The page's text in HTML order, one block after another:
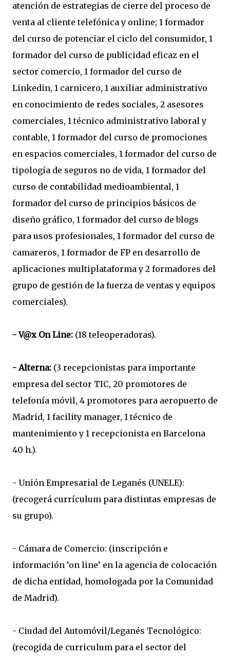
atención de estrategias de cierre del proceso de
venta al cliente telefónica y online; 1 formador
del curso de potenciar el ciclo del consumidor, 1
formador del curso de publicidad eficaz en el
sector comercio, 1 formador del curso de
Linkedin, 1 carnicero, 1 auxiliar administrativo
en conocimiento de redes sociales, 2 asesores
comerciales, 1 técnico administrativo laboral y
contable, 1 formador del curso de promociones
en espacios comerciales, 1 formador del curso de
tipología de seguros no de vida, 1 formador del
curso de contabilidad medioambiental, 1
formador del curso de principios básicos de
diseño gráfico, 1 formador del curso de blogs
para usos profesionales, 1 formador del curso de
camareros, 1 formador de FP en desarrollo de
aplicaciones multiplataforma y 2 formadores del
grupo de gestión de la fuerza de ventas y equipos
comerciales).
- V@x On Line: (18 teleoperadoras).
- Alterna: (3 recepcionistas para importante
empresa del sector TIC, 20 promotores de
telefonía móvil, 4 promotores para aeropuerto de
Madrid, 1 facility manager, 1 técnico de
mantenimiento y 1 recepcionista en Barcelona
40 h.).
- Unión Empresarial de Leganés (UNELE):
(recogerá currículum para distintas empresas de
su grupo).
- Cámara de Comercio: (inscripción e
información ‘on line’ en la agencia de colocación
de dicha entidad, homologada por la Comunidad
de Madrid).
- Ciudad del Automóvil/Leganés Tecnológico:
(recogida de curriculum para el sector del